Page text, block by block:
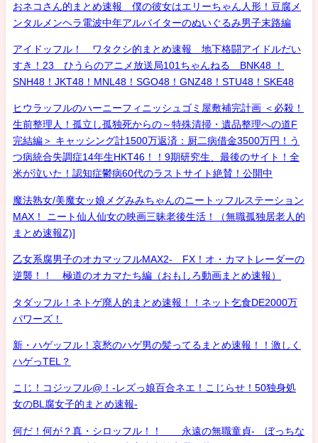
おネコさん的まとめ速報 僕の彼女はエリーちゃん人形！豆腐メ
ンタルメンヘラ電波中年アルバイターのぬいぐるみ男子末路編
アイドッフル！ ワタクシ的まとめ速報 地下格闘アイドルだい
すき！23 ひうらのアニメ放送局101ちゃんねる BNK48 ！
SNH48！JKT48！MNL48！SGO48！GNZ48！STU48！SKE48
ヒウラッフルのハーニーフィニッシュゴミ屋敷補完計画 ＜必殺！
生前整理人！孤立し孤独死からの～特殊清掃・遺品整理への道F
完結編＞ キャッシング計1500万返済：厨二病借金3500万円！う
つ病統合失調症14年生HKT46！！9期研究生、最後のサイト！全
米が泣いた！認知症鬱病60代のラストサイト絶賛！公開中
魔法熟女/美魔女ッ娘メグみみちゃんのニートッフルステーション
MAX！ ニート仙人仙女の映画三昧老後生活！（無職孤独居老人的
まとめ速報Z)]
乙女系腐男子のオカマッフルMAX2- FX！オ・カマトレーダーの
逆襲！！ 極道のオカマたち編（おもしろ動画まとめ速報）
タダッフル！ネトゲ廃人的まとめ速報！！ネット乞食DE2000万
パワーズ！
新・ハゲッフル！哀愁のハゲ男の髪ってるまとめ速報！！激しく
ハゲっTEL？
こじ！コジッフル@！-レズっ娘百合ネエ！こじらせ！50独身処
女のBL腐女子的まとめ速報-
何だ！何が？真・シロッフル！！ 永遠の無職童貞- ぼっちな